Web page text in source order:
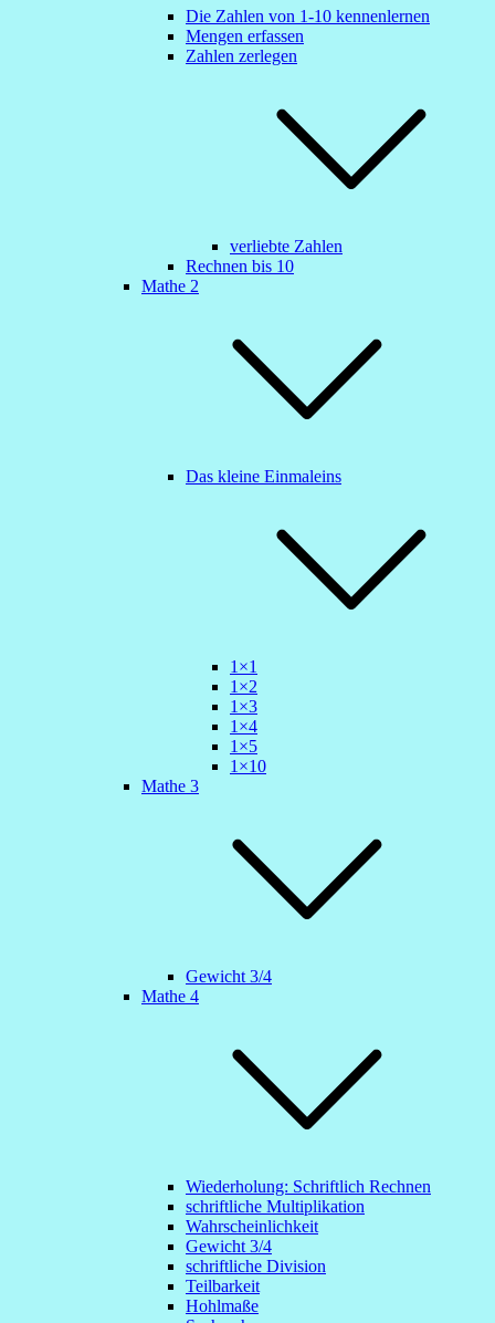
Die Zahlen von 1-10 kennenlernen
Mengen erfassen
Zahlen zerlegen
verliebte Zahlen
Rechnen bis 10
Mathe 2
Das kleine Einmaleins
1×1
1×2
1×3
1×4
1×5
1×10
Mathe 3
Gewicht 3/4
Mathe 4
Wiederholung: Schriftlich Rechnen
schriftliche Multiplikation
Wahrscheinlichkeit
Gewicht 3/4
schriftliche Division
Teilbarkeit
Hohlmaße